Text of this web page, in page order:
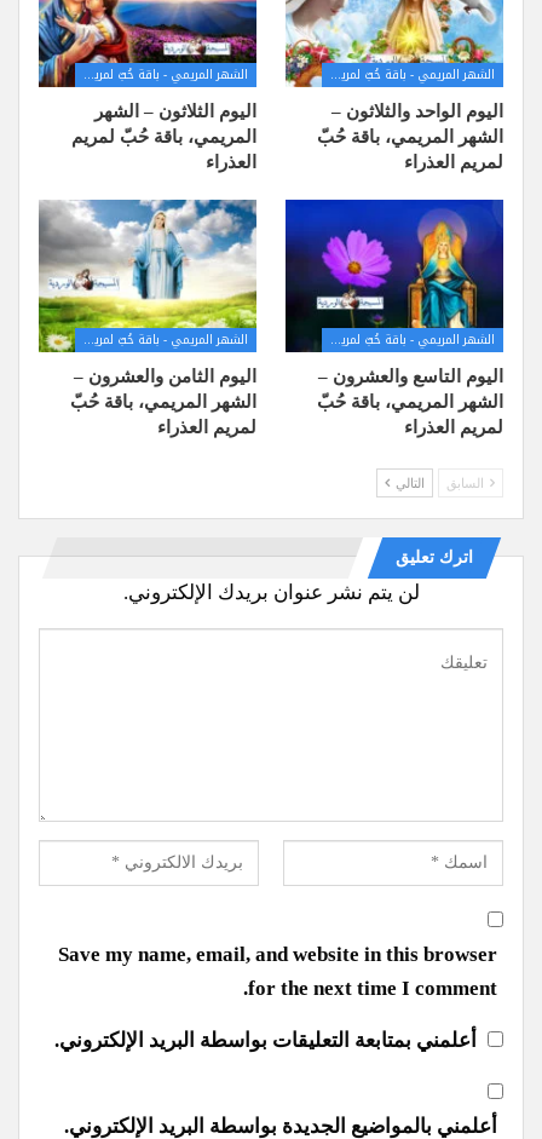
الشهر المريمي - باقة حُبّ لمريم العذراء
اليوم الواحد والثلاثون –
الشهر المريمي، باقة حُبّ
لمريم العذراء
الشهر المريمي - باقة حُبّ لمريم العذراء
اليوم الثلاثون – الشهر
المريمي، باقة حُبّ لمريم
العذراء
الشهر المريمي - باقة حُبّ لمريم العذراء
اليوم التاسع والعشرون –
الشهر المريمي، باقة حُبّ
لمريم العذراء
الشهر المريمي - باقة حُبّ لمريم العذراء
اليوم الثامن والعشرون –
الشهر المريمي، باقة حُبّ
لمريم العذراء
السابق التالي
اترك تعليق
لن يتم نشر عنوان بريدك الإلكتروني.
Save my name, email, and website in this browser
for the next time I comment.
أعلمني بمتابعة التعليقات بواسطة البريد الإلكتروني.
أعلمني بالمواضيع الجديدة بواسطة البريد الإلكتروني.